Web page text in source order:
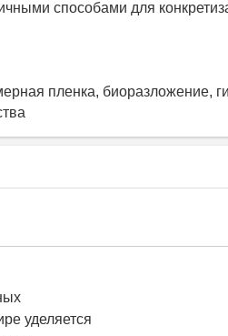
способами для
пленка, биоразложение,
уделяется